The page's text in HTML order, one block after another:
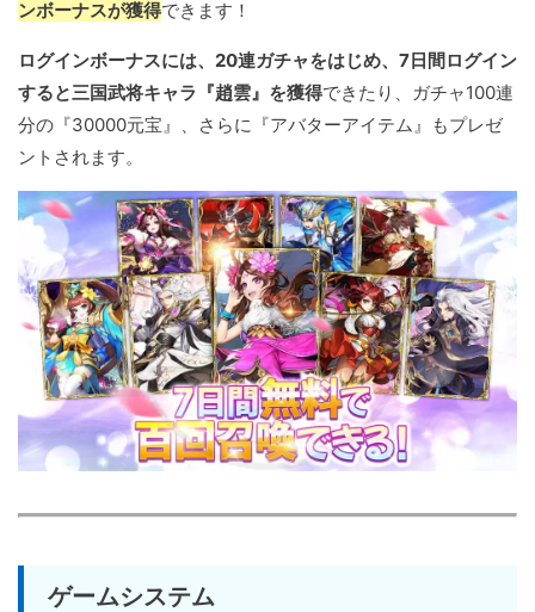
ンボーナスが獲得できます！
ログインボーナスには、20連ガチャをはじめ、7日間ログイン
すると三国武将キャラ『趙雲』を獲得できたり、ガチャ100連
分の『30000元宝』、さらに『アバターアイテム』もプレゼ
ントされます。
ゲームシステム